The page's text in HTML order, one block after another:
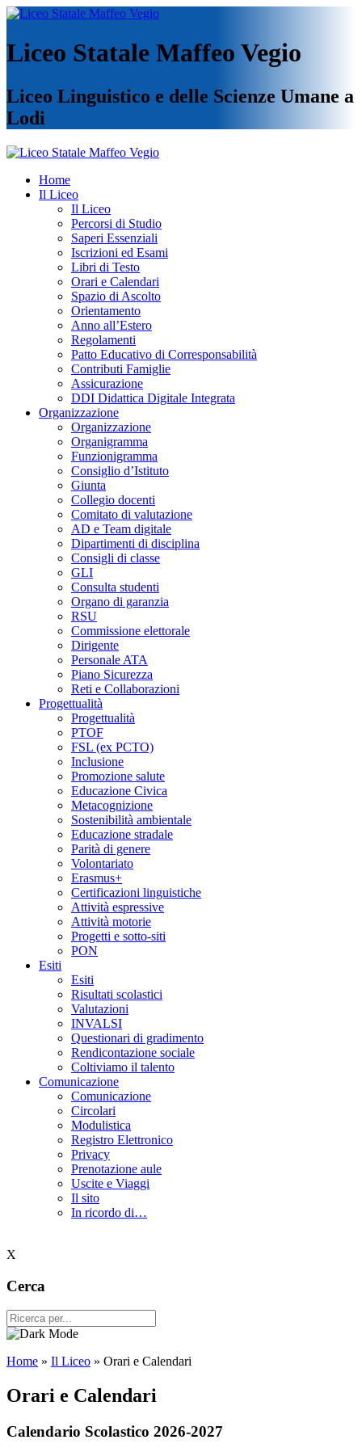
Liceo Statale Maffeo Vegio
Liceo Linguistico e delle Scienze Umane a
Lodi
Home
Il Liceo
Il Liceo
Percorsi di Studio
Saperi Essenziali
Iscrizioni ed Esami
Libri di Testo
Orari e Calendari
Spazio di Ascolto
Orientamento
Anno all’Estero
Regolamenti
Patto Educativo di Corresponsabilità
Contributi Famiglie
Assicurazione
DDI Didattica Digitale Integrata
Organizzazione
Organizzazione
Organigramma
Funzionigramma
Consiglio d’Istituto
Giunta
Collegio docenti
Comitato di valutazione
AD e Team digitale
Dipartimenti di disciplina
Consigli di classe
GLI
Consulta studenti
Organo di garanzia
RSU
Commissione elettorale
Dirigente
Personale ATA
Piano Sicurezza
Reti e Collaborazioni
Progettualità
Progettualità
PTOF
FSL (ex PCTO)
Inclusione
Promozione salute
Educazione Civica
Metacognizione
Sostenibilità ambientale
Educazione stradale
Parità di genere
Volontariato
Erasmus+
Certificazioni linguistiche
Attività espressive
Attività motorie
Progetti e sotto-siti
PON
Esiti
Esiti
Risultati scolastici
Valutazioni
INVALSI
Questionari di gradimento
Rendicontazione sociale
Coltiviamo il talento
Comunicazione
Comunicazione
Circolari
Modulistica
Registro Elettronico
Privacy
Prenotazione aule
Uscite e Viaggi
Il sito
In ricordo di…
X
Cerca
Home » Il Liceo » Orari e Calendari
Orari e Calendari
Calendario Scolastico 2026-2027